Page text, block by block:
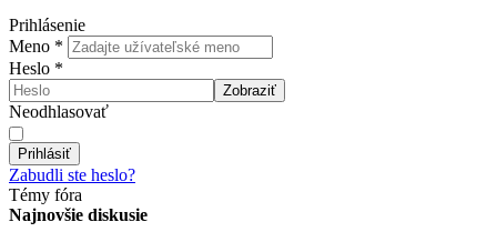
Prihlásenie
Meno *
Heslo *
Zobraziť
Neodhlasovať
Prihlásiť
Zabudli ste heslo?
Témy fóra
Najnovšie diskusie